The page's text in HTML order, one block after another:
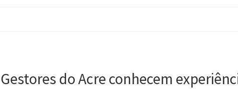
Gestores do Acre conhecem